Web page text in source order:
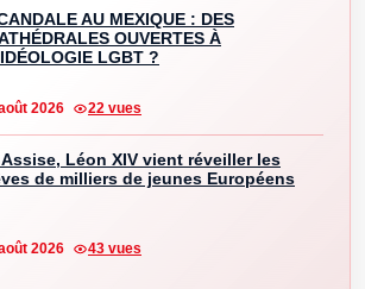
AU MEXIQUE : DES
OUVERTES À
LGBT ?
2026 22 vues
Léon XIV vient réveiller les
de milliers de jeunes Européens
2026 43 vues